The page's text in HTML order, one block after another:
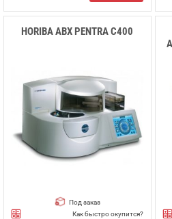
HORIBA ABX PENTRA C400
Под заказ
Как быстро окупится?